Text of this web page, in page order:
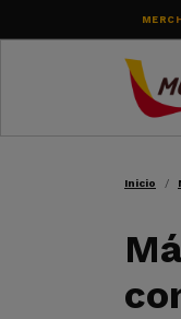
Pasar al contenido
Inicio